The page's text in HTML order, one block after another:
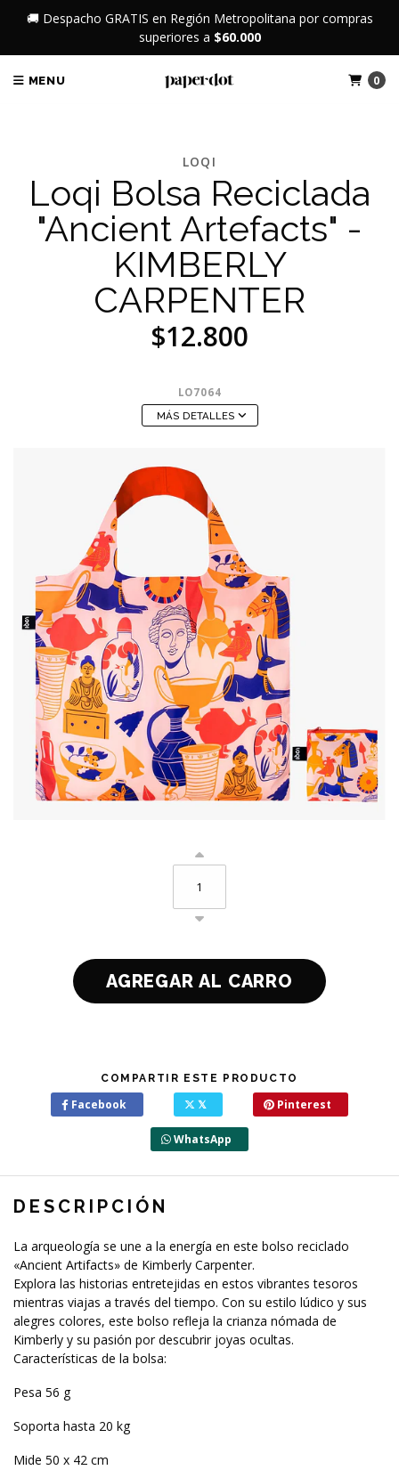
🚚 Despacho GRATIS en Región Metropolitana por compras
superiores a $60.000
MENU 0
LOQI
Loqi Bolsa Reciclada
"Ancient Artefacts" -
KIMBERLY
CARPENTER
$12.800
LO7064
MÁS DETALLES
COMPARTIR ESTE PRODUCTO
Facebook 𝕏 Pinterest
WhatsApp
DESCRIPCIÓN
La arqueología se une a la energía en este bolso reciclado
«Ancient Artifacts» de Kimberly Carpenter.
Explora las historias entretejidas en estos vibrantes tesoros
mientras viajas a través del tiempo. Con su estilo lúdico y sus
alegres colores, este bolso refleja la crianza nómada de
Kimberly y su pasión por descubrir joyas ocultas.
Características de la bolsa:
Pesa 56 g
Soporta hasta 20 kg
Mide 50 x 42 cm